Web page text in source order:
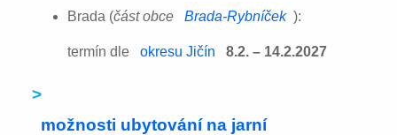
Brada (část obce Brada-Rybníček ):
termín dle okresu Jičín 8.2. – 14.2.2027
>
možnosti ubytování na jarní